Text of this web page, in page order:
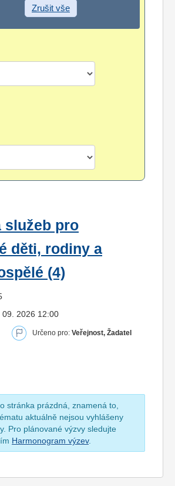
Zrušit vše
služeb pro
děti, rodiny a
(4)
09. 2026 12:00
Určeno pro: Veřejnost, Žadatel
stránka prázdná, znamená to,
aktuálně nejsou vyhlášeny
Pro plánované výzvy sledujte
Harmonogram výzev.